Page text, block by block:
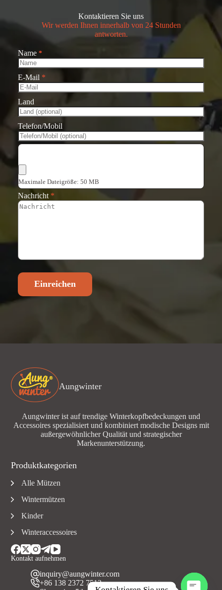
Kontaktieren Sie uns
Wir werden Ihnen innerhalb von 24 Stunden
antworten.
Name *
E-Mail *
Land
Telefon/Mobil
Maximale Dateigröße: 50 MB
Nachricht *
Einreichen
Aungwinter
Aungwinter ist auf trendige Winterkopfbedeckungen und
Accessoires spezialisiert und kombiniert modische Designs mit
außergewöhnlicher Qualität und strategischer
Markenunterstützung.
Kontakt aufnehmen
inquiry@aungwinter.com
+86 138 2372 7513
Produktkategorien
Alle Mützen
Wintermützen
Kinder
Winteraccessoires